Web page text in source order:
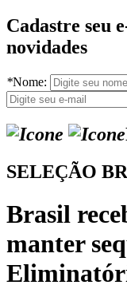
Cadastre seu
novidades
*Nome:
SELEÇÃO
Brasil
manter